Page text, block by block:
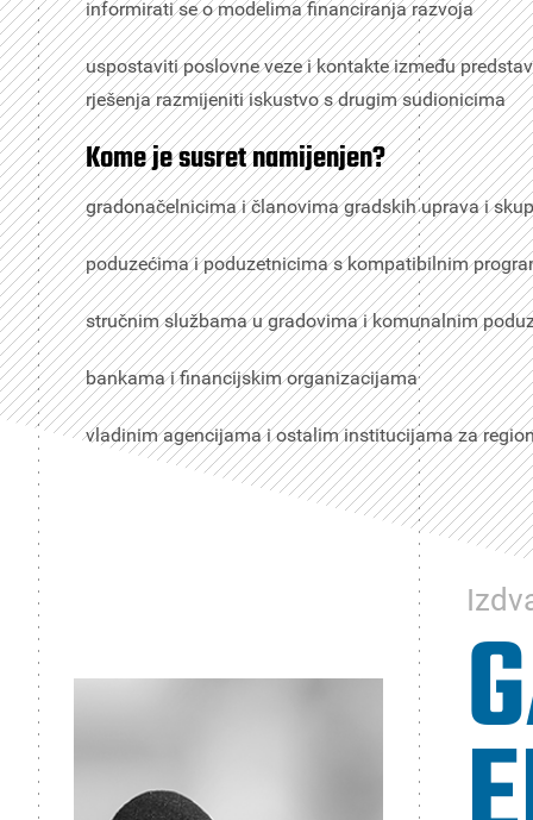
informirati se o modelima financiranja razvoja
uspostaviti poslovne veze i kontakte između
rješenja razmijeniti iskustvo s drugim sudionicima
Kome je susret namijenjen?
gradonačelnicima i članovima gradskih uprava i
poduzećima i poduzetnicima s kompatibilnim
stručnim službama u gradovima i komunalnim
bankama i financijskim organizacijama
vladinim agencijama i ostalim institucijama za